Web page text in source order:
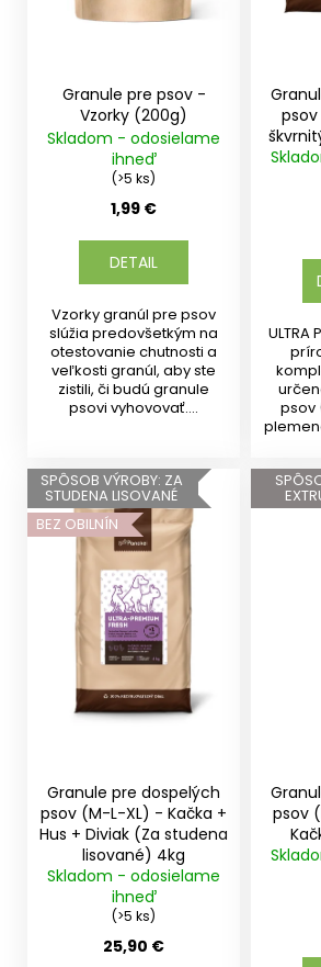
Granule pre psov -
Vzorky (200g)
Skladom - odosielame
ihneď
(>5 ks)
1,99 €
DETAIL
Vzorky granúl pre psov
slúžia predovšetkým na
otestovanie chutnosti a
veľkosti granúl, aby ste
zistili, či budú granule
psovi vyhovovať....
ULTRA
psov
SPÔSOB VÝROBY: ZA
STUDENA LISOVANÉ
BEZ OBILNÍN
Granule pre dospelých
psov (M-L-XL) - Kačka +
Hus + Diviak (Za studena
lisované) 4kg
Skladom - odosielame
ihneď
(>5 ks)
25,90 €
psov